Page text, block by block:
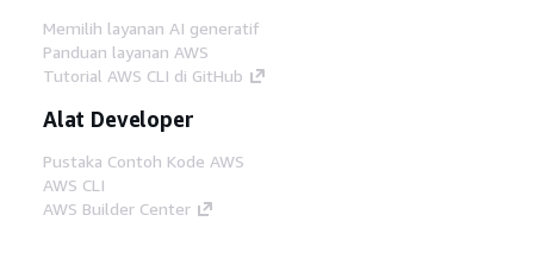
Memilih layanan AI generatif
Panduan layanan AWS
Tutorial AWS CLI di GitHub
Alat Developer
Pustaka Contoh Kode AWS
AWS CLI
AWS Builder Center